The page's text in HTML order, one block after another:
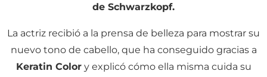
de Schwarzkopf.
La actriz recibió a la prensa de belleza para mostrar su
nuevo tono de cabello, que ha conseguido gracias a
Keratin Colory explicó cómo ella misma cuida su